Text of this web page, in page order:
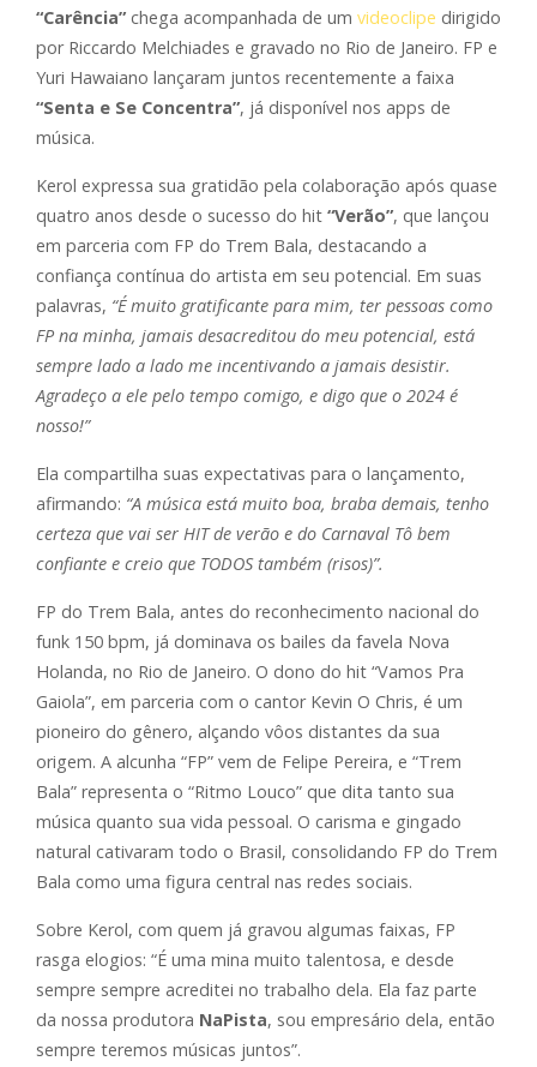
“Carência” chega acompanhada de um videoclipe dirigido
por Riccardo Melchiades e gravado no Rio de Janeiro. FP e
Yuri Hawaiano lançaram juntos recentemente a faixa
“Senta e Se Concentra”, já disponível nos apps de
música.
Kerol expressa sua gratidão pela colaboração após quase
quatro anos desde o sucesso do hit “Verão”, que lançou
em parceria com FP do Trem Bala, destacando a
confiança contínua do artista em seu potencial. Em suas
palavras, “É muito gratificante para mim, ter pessoas como
FP na minha, jamais desacreditou do meu potencial, está
sempre lado a lado me incentivando a jamais desistir.
Agradeço a ele pelo tempo comigo, e digo que o 2024 é
nosso!”
Ela compartilha suas expectativas para o lançamento,
afirmando: “A música está muito boa, braba demais, tenho
certeza que vai ser HIT de verão e do Carnaval Tô bem
confiante e creio que TODOS também (risos)”.
FP do Trem Bala, antes do reconhecimento nacional do
funk 150 bpm, já dominava os bailes da favela Nova
Holanda, no Rio de Janeiro. O dono do hit “Vamos Pra
Gaiola”, em parceria com o cantor Kevin O Chris, é um
pioneiro do gênero, alçando vôos distantes da sua
origem. A alcunha “FP” vem de Felipe Pereira, e “Trem
Bala” representa o “Ritmo Louco” que dita tanto sua
música quanto sua vida pessoal. O carisma e gingado
natural cativaram todo o Brasil, consolidando FP do Trem
Bala como uma figura central nas redes sociais.
Sobre Kerol, com quem já gravou algumas faixas, FP
rasga elogios: “É uma mina muito talentosa, e desde
sempre sempre acreditei no trabalho dela. Ela faz parte
da nossa produtora NaPista, sou empresário dela, então
sempre teremos músicas juntos”.